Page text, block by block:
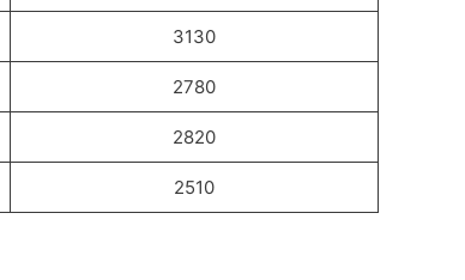
3130
2780
2820
2510